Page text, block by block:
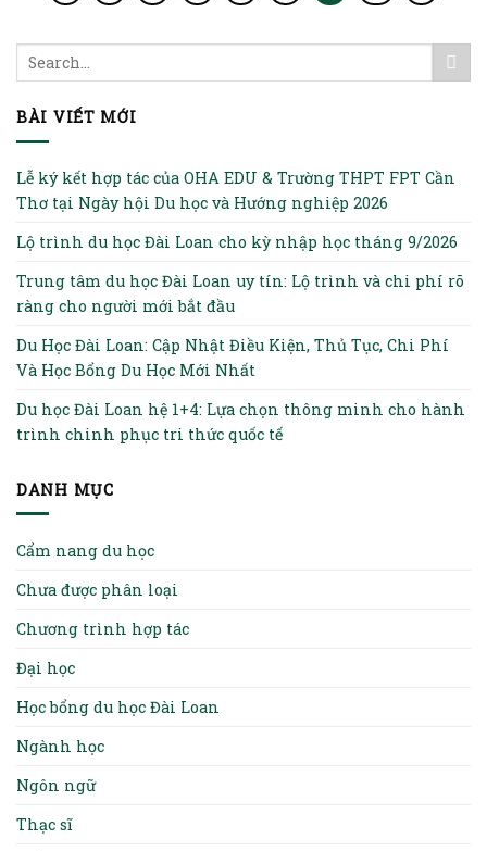
BÀI VIẾT MỚI
Lễ ký kết hợp tác của OHA EDU & Trường THPT FPT Cần
Thơ tại Ngày hội Du học và Hướng nghiệp 2026
Lộ trình du học Đài Loan cho kỳ nhập học tháng 9/2026
Trung tâm du học Đài Loan uy tín: Lộ trình và chi phí rõ
ràng cho người mới bắt đầu
Du Học Đài Loan: Cập Nhật Điều Kiện, Thủ Tục, Chi Phí
Và Học Bổng Du Học Mới Nhất
Du học Đài Loan hệ 1+4: Lựa chọn thông minh cho hành
trình chinh phục tri thức quốc tế
DANH MỤC
Cẩm nang du học
Chưa được phân loại
Chương trình hợp tác
Đại học
Học bổng du học Đài Loan
Ngành học
Ngôn ngữ
Thạc sĩ